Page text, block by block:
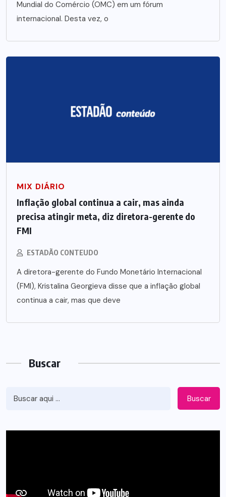
Mundial do Comércio (OMC) em um fórum
internacional. Desta vez, o
MIX DIÁRIO
Inflação global continua a cair, mas ainda
precisa atingir meta, diz diretora-gerente do
FMI
ESTADÃO CONTEUDO
A diretora-gerente do Fundo Monetário Internacional
(FMI), Kristalina Georgieva disse que a inflação global
continua a cair, mas que deve
Buscar
Buscar